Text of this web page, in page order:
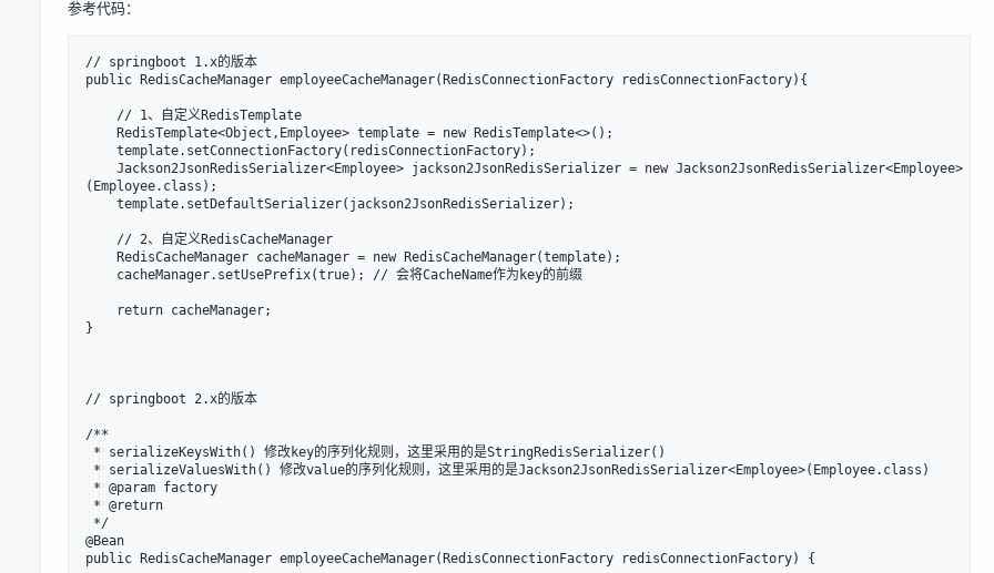
参考代码：
// springboot 1.x的版本
public RedisCacheManager employeeCacheManager(RedisConnectionFactory redisConnectionFactory){
// 1、自定义RedisTemplate
RedisTemplate<Object,Employee> template = new RedisTemplate<>();
template.setConnectionFactory(redisConnectionFactory);
Jackson2JsonRedisSerializer<Employee> jackson2JsonRedisSerializer = new Jackson2JsonRedisSerializer<Employee>
(Employee.class);
template.setDefaultSerializer(jackson2JsonRedisSerializer);
// 2、自定义RedisCacheManager
RedisCacheManager cacheManager = new RedisCacheManager(template);
cacheManager.setUsePrefix(true); // 会将CacheName作为key的前缀
return cacheManager;
}
// springboot 2.x的版本
/**
* serializeKeysWith() 修改key的序列化规则，这里采用的是StringRedisSerializer()
* serializeValuesWith() 修改value的序列化规则，这里采用的是Jackson2JsonRedisSerializer<Employee>(Employee.class)
* @param factory
* @return
*/
@Bean
public RedisCacheManager employeeCacheManager(RedisConnectionFactory redisConnectionFactory) {